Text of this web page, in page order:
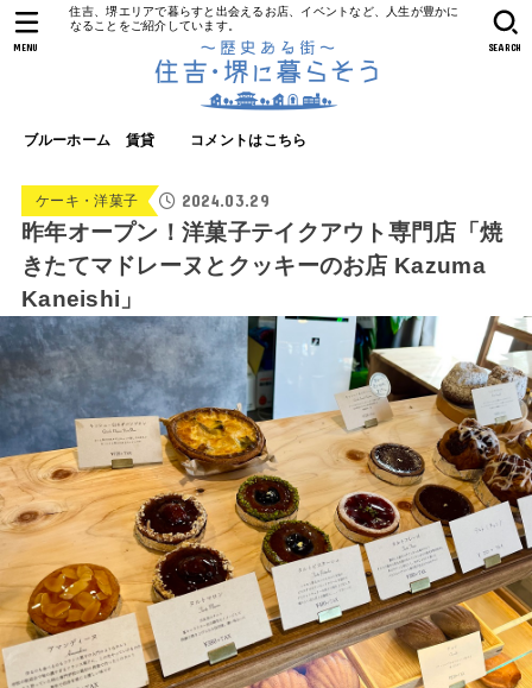
住吉、堺エリアで暮らすと出会えるお店、イベントなど、人生が豊かに
なることをご紹介しています。
ブルーホーム 賃貸 コメントはこちら
SEARCH
MENU
ケーキ・洋菓子 2024.03.29
昨年オープン！洋菓子テイクアウト専門店「焼
きたてマドレーヌとクッキーのお店 Kazuma
Kaneishi」